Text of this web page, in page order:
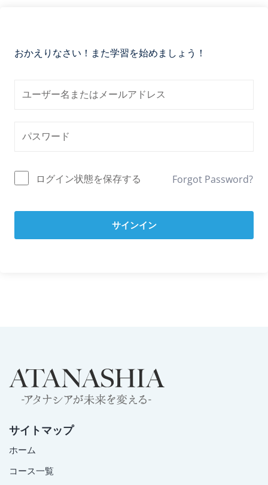
おかえりなさい！また学習を始めましょう！
ログイン状態を保存する Forgot Password?
サインイン
サイトマップ
ホーム
コース一覧